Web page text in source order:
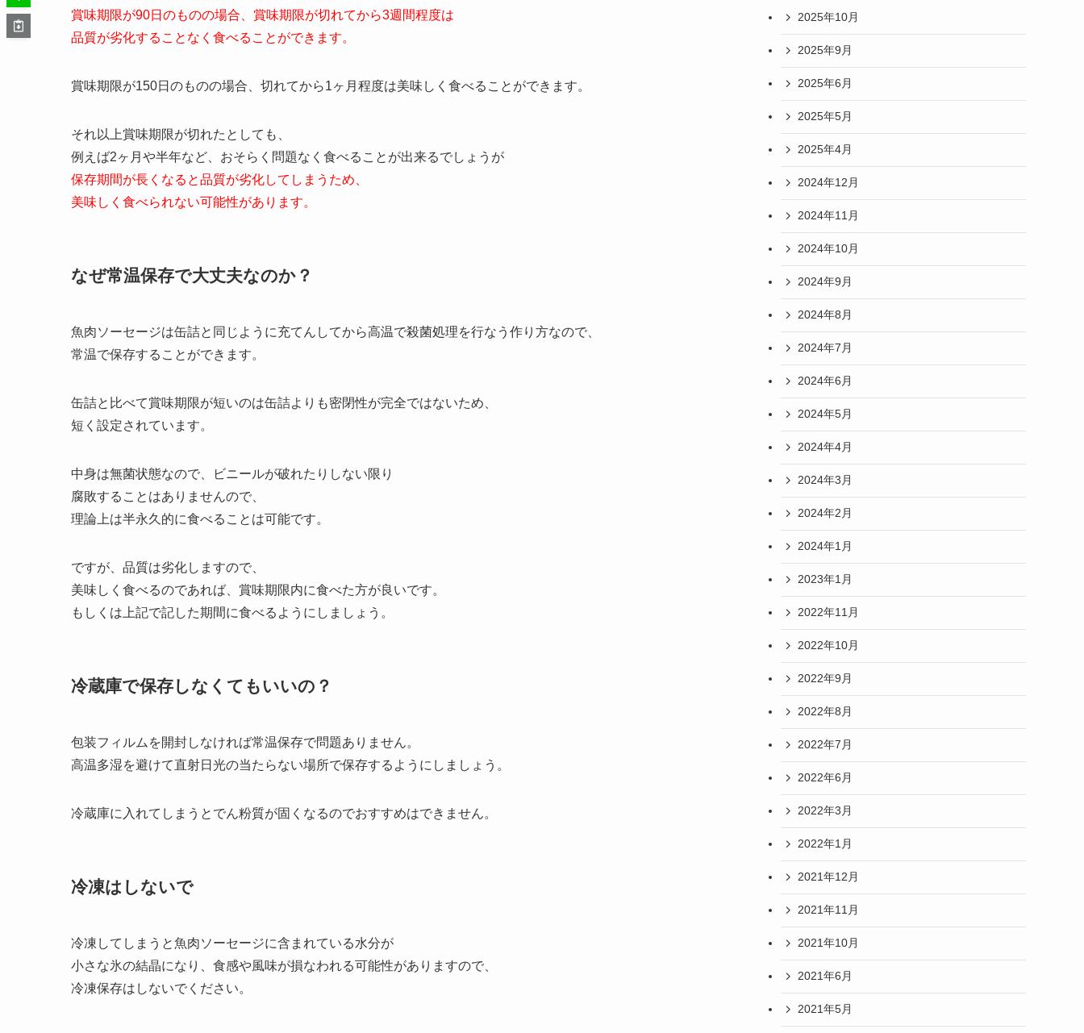
賞味期限が90日のものの場合、賞味期限が切れてから3週間程度は
品質が劣化することなく食べることができます。
賞味期限が150日のものの場合、切れてから1ヶ月程度は美味しく食べることができます。
それ以上賞味期限が切れたとしても、
例えば2ヶ月や半年など、おそらく問題なく食べることが出来るでしょうが
保存期間が長くなると品質が劣化してしまうため、
美味しく食べられない可能性があります。
なぜ常温保存で大丈夫なのか？
魚肉ソーセージは缶詰と同じように充てんしてから高温で殺菌処理を行なう作り方なので、
常温で保存することができます。
缶詰と比べて賞味期限が短いのは缶詰よりも密閉性が完全ではないため、
短く設定されています。
中身は無菌状態なので、ビニールが破れたりしない限り
腐敗することはありませんので、
理論上は半永久的に食べることは可能です。
ですが、品質は劣化しますので、
美味しく食べるのであれば、賞味期限内に食べた方が良いです。
もしくは上記で記した期間に食べるようにしましょう。
冷蔵庫で保存しなくてもいいの？
包装フィルムを開封しなければ常温保存で問題ありません。
高温多湿を避けて直射日光の当たらない場所で保存するようにしましょう。
冷蔵庫に入れてしまうとでん粉質が固くなるのでおすすめはできません。
冷凍はしないで
冷凍してしまうと魚肉ソーセージに含まれている水分が
小さな氷の結晶になり、食感や風味が損なわれる可能性がありますので、
冷凍保存はしないでください。
2025年10月
2025年9月
2025年6月
2025年5月
2025年4月
2024年12月
2024年11月
2024年10月
2024年9月
2024年8月
2024年7月
2024年6月
2024年5月
2024年4月
2024年3月
2024年2月
2024年1月
2023年1月
2022年11月
2022年10月
2022年9月
2022年8月
2022年7月
2022年6月
2022年3月
2022年1月
2021年12月
2021年11月
2021年10月
2021年6月
2021年5月